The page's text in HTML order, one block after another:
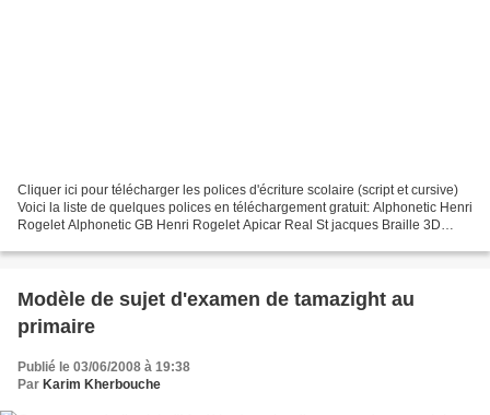
Cliquer ici pour télécharger les polices d'écriture scolaire (script et cursive)
Voici la liste de quelques polices en téléchargement gratuit: Alphonetic Henri
Rogelet Alphonetic GB Henri Rogelet Apicar Real St jacques Braille 3D
Modèle de sujet d'examen de tamazight au
primaire
Publié le 03/06/2008 à 19:38
Par Karim Kherbouche